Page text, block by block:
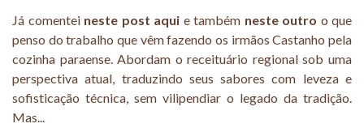
Já comentei neste post aqui e também neste outro o que
penso do trabalho que vêm fazendo os irmãos Castanho pela
cozinha paraense. Abordam o receituário regional sob uma
perspectiva atual, traduzindo seus sabores com leveza e
sofisticação técnica, sem vilipendiar o legado da tradição.
Mas...